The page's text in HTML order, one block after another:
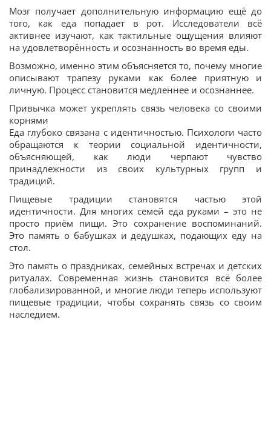
Мозг получает дополнительную информацию ещё до
того, как еда попадает в рот. Исследователи всё
активнее изучают, как тактильные ощущения влияют
на удовлетворённость и осознанность во время еды.
Возможно, именно этим объясняется то, почему многие
описывают трапезу руками как более приятную и
личную. Процесс становится медленнее и осознаннее.
Привычка может укреплять связь человека со своими
корнями
Еда глубоко связана с идентичностью. Психологи часто
обращаются к теории социальной идентичности,
объясняющей, как люди черпают чувство
принадлежности из своих культурных групп и
традиций.
Пищевые традиции становятся частью этой
идентичности. Для многих семей еда руками – это не
просто приём пищи. Это сохранение воспоминаний.
Это память о бабушках и дедушках, подающих еду на
стол.
Это память о праздниках, семейных встречах и детских
ритуалах. Современная жизнь становится всё более
глобализированной, и многие люди теперь используют
пищевые традиции, чтобы сохранять связь со своим
наследием.